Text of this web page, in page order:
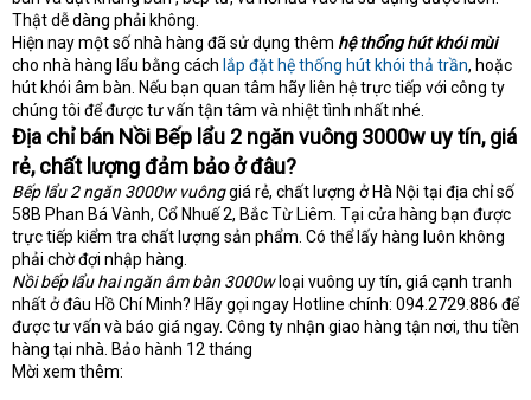
Thật dễ dàng phải không.
Hiện nay một số nhà hàng đã sử dụng thêm hệ thống hút khói mùi
cho nhà hàng lẩu bằng cách lắp đặt hệ thống hút khói thả trần, hoặc
hút khói âm bàn. Nếu bạn quan tâm hãy liên hệ trực tiếp với công ty
chúng tôi để được tư vấn tận tâm và nhiệt tình nhất nhé.
Địa chỉ bán Nồi Bếp lẩu 2 ngăn vuông 3000w uy tín, giá
rẻ, chất lượng đảm bảo ở đâu?
Bếp lẩu 2 ngăn 3000w vuônggiá rẻ, chất lượng ở Hà Nội tại địa chỉ số
58B Phan Bá Vành, Cổ Nhuế 2, Bắc Từ Liêm. Tại cửa hàng bạn được
trực tiếp kiểm tra chất lượng sản phẩm. Có thể lấy hàng luôn không
phải chờ đợi nhập hàng.
Nồi bếp lẩu hai ngăn âm bàn 3000wloại vuông uy tín, giá cạnh tranh
nhất ở đâu Hồ Chí Minh? Hãy gọi ngay Hotline chính: 094.2729.886 để
được tư vấn và báo giá ngay. Công ty nhận giao hàng tận nơi, thu tiền
hàng tại nhà. Bảo hành 12 tháng
Mời xem thêm: